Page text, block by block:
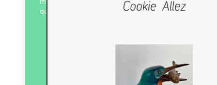
qui depuis…